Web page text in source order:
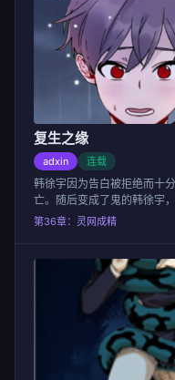
复生之缘
adxin 连载
韩徐宇因为告白被拒绝而十
亡。随后变成了鬼的韩徐宇
了酒的阴间使者的失误，成为
第36章：灵网成精